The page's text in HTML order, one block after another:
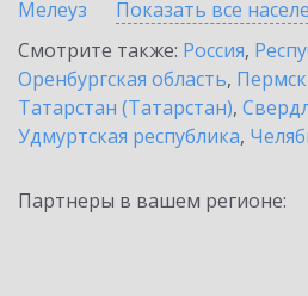
Мелеуз
Показать все
Смотрите также: Россия,
Оренбургская область,
Татарстан (Татарстан),
Удмуртская республика,
Партнеры в вашем регионе: